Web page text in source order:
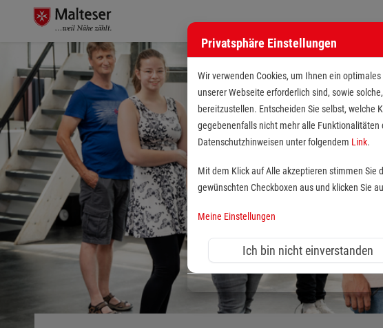
Privatsphäre Einstellungen
Wir verwenden Cookies, um Ihnen ein
unserer Webseite erforderlich sind, sowie
bereitzustellen. Entscheiden Sie selbst, welche
gegebenenfalls nicht mehr alle Funktionalitäten
Datenschutzhinweisen unter folgendem Link.
Mit dem Klick auf Alle akzeptieren stimmen Sie
gewünschten Checkboxen aus und klicken Sie
Meine Einstellungen
Ich bin nicht einverstanden